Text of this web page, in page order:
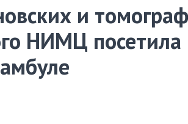
и
НИМЦ